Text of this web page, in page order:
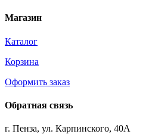
Магазин
Каталог
Корзина
Оформить заказ
Обратная связь
г. Пенза, ул. Карпинского, 40А